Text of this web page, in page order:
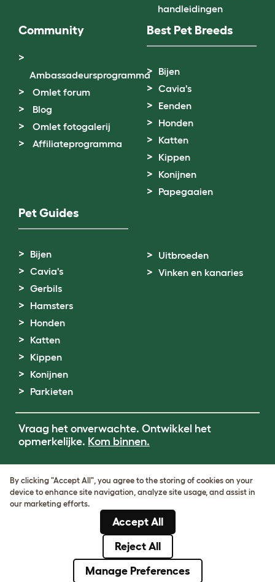
handleidingen
Community
Ambassadeursprogramma
Omlet forum
Blog
Omlet fotogalerij
Affiliateprogramma
Best Pet Breeds
Bijen
Cavia's
Eenden
Honden
Katten
Kippen
Konijnen
Papegaaien
Pet Guides
Bijen
Cavia's
Gerbils
Hamsters
Honden
Katten
Kippen
Konijnen
Parkieten
Uitbroeden
Vinken en kanaries
Vraag het onverwachte. Ontwikkel het
opmerkelijke. Kom binnen.
Cookie & Privacy Policy
Cookie Settings
BTW-nummer: DE317631106
KvK-nummer: 05028498
By clicking "Accept All", you agree to the storing of cookies on your
device to enhance site navigation, analyze site usage, and assist in
our marketing efforts.
Accept All
Reject All
Manage Preferences